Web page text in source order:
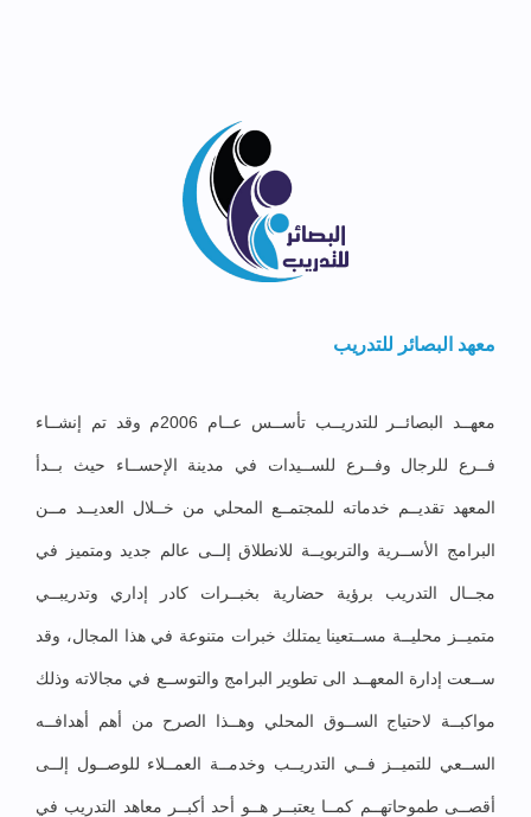
معهد البصائر للتدريب
معهــد البصائــر للتدريــب تأســس عــام 2006م وقد تم إنشــاء
فــرع للرجال وفــرع للســيدات في مدينة الإحســاء حيث بــدأ
المعهد تقديــم خدماته للمجتمــع المحلي من خــلال العديــد مــن
البرامج الأســرية والتربويــة للانطلاق إلــى عالم جديد ومتميز في
مجــال التدريب برؤية حضارية بخبــرات كادر إداري وتدريبــي
متميــز محليــة مســتعينا يمتلك خبرات متنوعة في هذا المجال، وقد
ســعت إدارة المعهــد الى تطوير البرامج والتوســع في مجالاته وذلك
مواكبــة لاحتياج الســوق المحلي وهــذا الصرح من أهم أهدافــه
الســعي للتميــز فــي التدريــب وخدمــة العمــلاء للوصــول إلــى
أقصــى طموحاتهــم كمــا يعتبــر هــو أحد أكبــر معاهد التدريب في